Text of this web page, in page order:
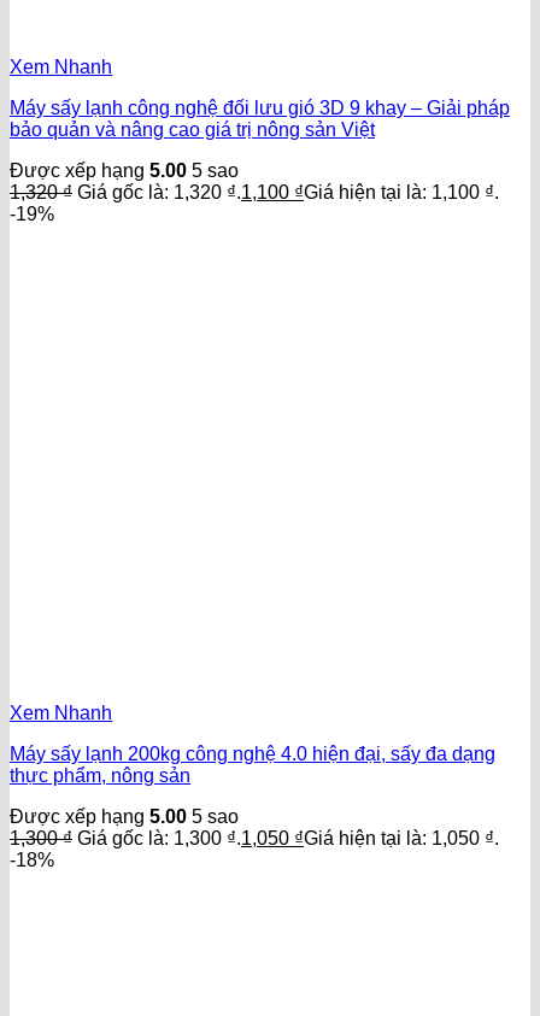
Xem Nhanh
Máy sấy lạnh công nghệ đối lưu gió 3D 9 khay – Giải pháp
bảo quản và nâng cao giá trị nông sản Việt
Được xếp hạng 5.00 5 sao
1,320₫ Giá gốc là: 1,320 ₫.1,100 ₫Giá hiện tại là: 1,100 ₫.
-19%
Xem Nhanh
Máy sấy lạnh 200kg công nghệ 4.0 hiện đại, sấy đa dạng
thực phẩm, nông sản
Được xếp hạng 5.00 5 sao
1,300₫ Giá gốc là: 1,300 ₫.1,050 ₫Giá hiện tại là: 1,050 ₫.
-18%